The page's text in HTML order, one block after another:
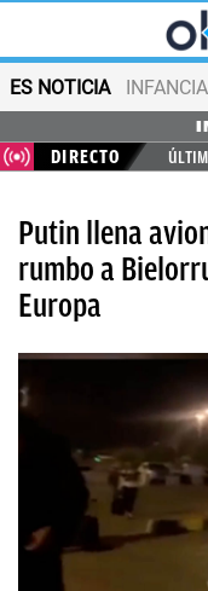
ES NOTICIA
DIRECTO
Putin llena
rumbo a
Europa